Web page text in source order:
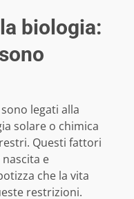
biologia:
legati alla
solare o chimica
Questi fattori
e
che la vita
restrizioni.